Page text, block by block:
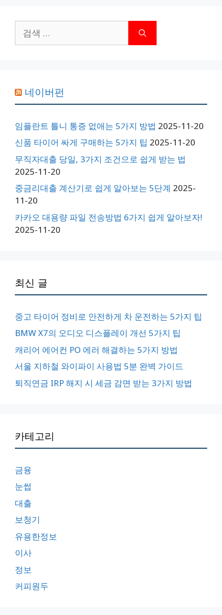
색:
네이버펀
임플란트 틀니 통증 없애는 5가지 방법 2025-11-20
신품 타이어 싸게 구매하는 5가지 팁 2025-11-20
무직자대출 당일, 3가지 조건으로 쉽게 받는 법
2025-11-20
중금리대출 계산기로 쉽게 알아보는 5단계 2025-
11-20
카카오 대용량 파일 전송방법 6가지 쉽게 알아보자!
2025-11-20
최신 글
중고 타이어 정비로 안전하게 차 운전하는 5가지 팁
BMW X7의 오디오 디스플레이 개선 5가지 팁
캐리어 에어컨 PO 에러 해결하는 5가지 방법
서울 지하철 와이파이 사용법 5분 완벽 가이드
퇴직연금 IRP 해지 시 세금 감면 받는 3가지 방법
카테고리
금융
눈썹
대출
보청기
유용한정보
이사
정보
커피원두